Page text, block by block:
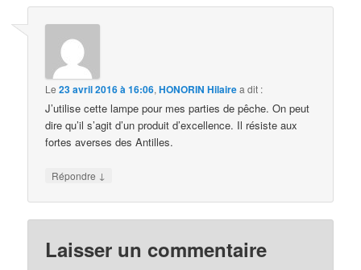
Le23 avril 2016 à 16:06,HONORIN Hilairea dit :
J’utilise cette lampe pour mes parties de pêche. On peut
dire qu’il s’agit d’un produit d’excellence. Il résiste aux
fortes averses des Antilles.
Répondre ↓
Laisser un commentaire